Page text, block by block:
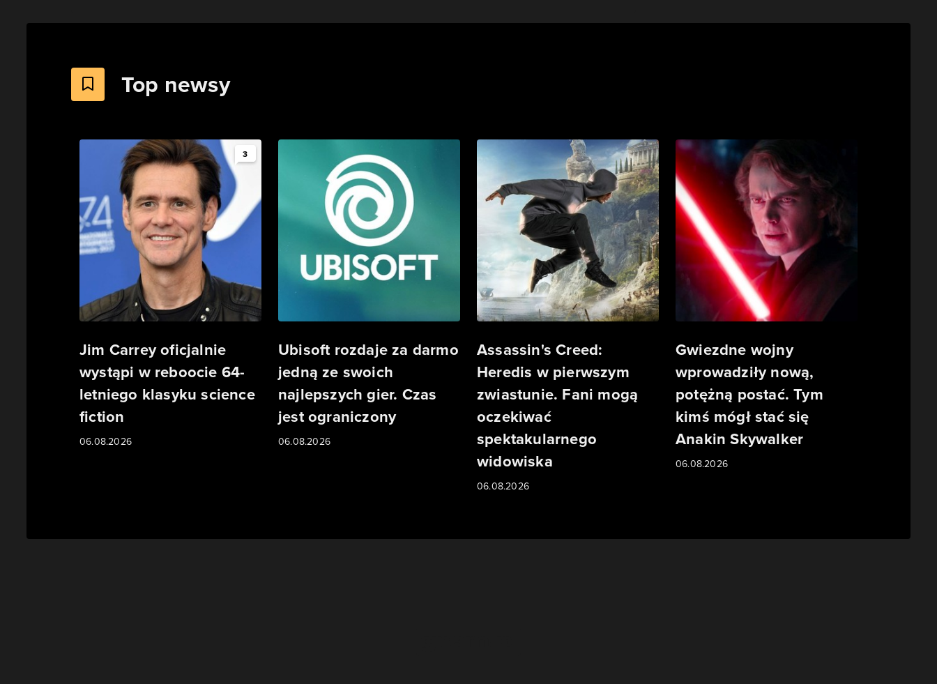
Top newsy
3
Jim Carrey oficjalnie
wystąpi w reboocie 64-
letniego klasyku science
fiction
06.08.2026
Ubisoft rozdaje za darmo
jedną ze swoich
najlepszych gier. Czas
jest ograniczony
06.08.2026
Assassin's Creed:
Heredis w pierwszym
zwiastunie. Fani mogą
oczekiwać
spektakularnego
widowiska
06.08.2026
Gwiezdne wojny
wprowadziły nową,
potężną postać. Tym
kimś mógł stać się
Anakin Skywalker
06.08.2026